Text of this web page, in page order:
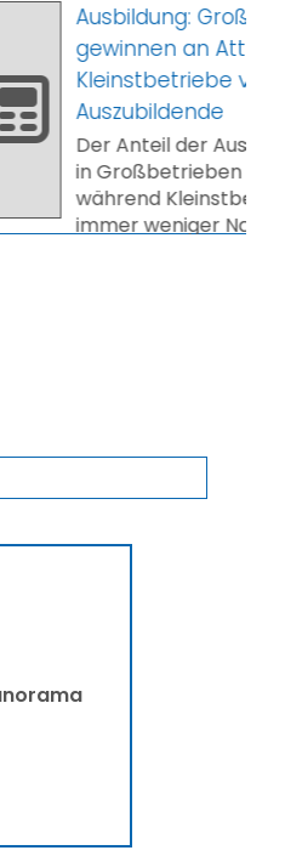
Ausbildung: Großbetriebe
gewinnen an Attraktivität –
Kleinstbetriebe verlieren
Auszubildende
Der Anteil der
in Großbetrieben steigt,
während Kleinstbetriebe
immer weniger Nachwuchs
Bleiben